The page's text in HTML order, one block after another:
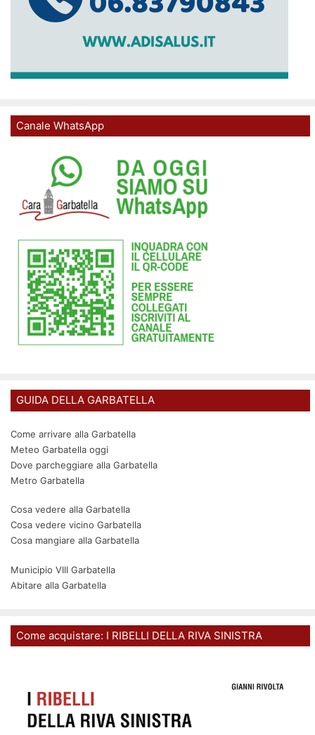
Canale WhatsApp
GUIDA DELLA GARBATELLA
Come arrivare alla Garbatella
Meteo Garbatella oggi
Dove parcheggiare alla Garbatella
Metro Garbatella
Cosa vedere alla Garbatella
Cosa vedere vicino Garbatella
Cosa mangiare alla Garbatella
Municipio VIII Garbatella
Abitare alla Garbatella
Come acquistare: I RIBELLI DELLA RIVA SINISTRA